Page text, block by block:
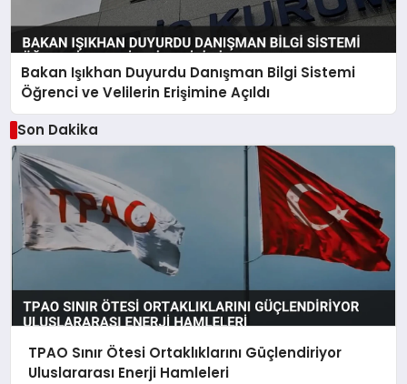
Bakan Işıkhan Duyurdu Danışman Bilgi Sistemi
Öğrenci ve Velilerin Erişimine Açıldı
Son Dakika
TPAO Sınır Ötesi Ortaklıklarını Güçlendiriyor
Uluslararası Enerji Hamleleri